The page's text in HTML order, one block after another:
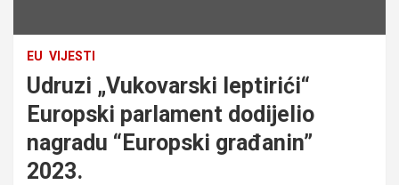
EU VIJESTI
Udruzi „Vukovarski leptirići“
Europski parlament dodijelio
nagradu “Europski građanin”
2023.